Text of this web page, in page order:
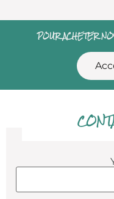
POUR ACHETER